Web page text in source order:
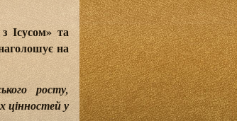
Ісусом» та
на
росту,
цінностей у